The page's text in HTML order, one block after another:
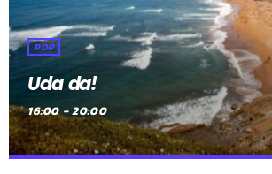
POP
Uda da!
16:00 - 20:00